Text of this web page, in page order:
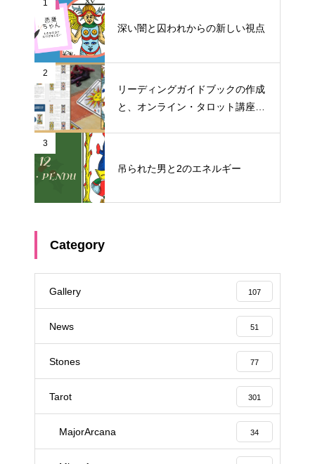
1
深い闇と囚われからの新しい視点
2
リーディングガイドブックの作成
と、オンライン・タロット講座料
3
吊られた男と2のエネルギー
Category
Gallery 107
News 51
Stones 77
Tarot 301
MajorArcana 34